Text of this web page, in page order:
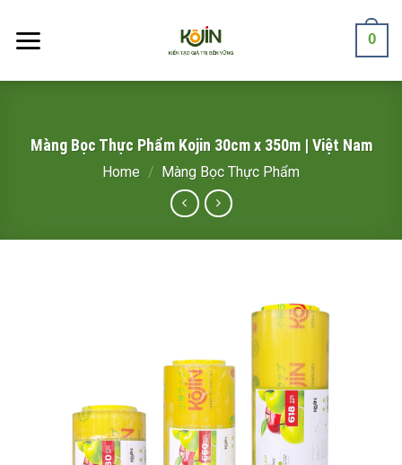
content
0
Màng Bọc Thực Phẩm Kojin 30cm x 350m | Việt Nam
Home / Màng Bọc Thực Phẩm